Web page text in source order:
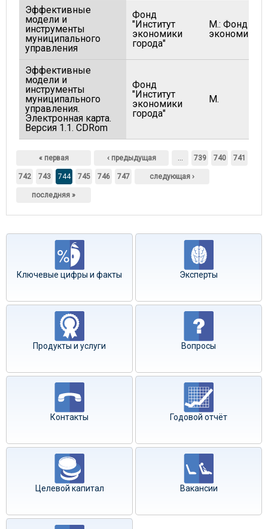
Эффективные
модели и
инструменты
муниципального
управления
Фонд
"Институт
экономики
города"
М.: Фонд
экономики
Эффективные
модели и
инструменты
муниципального
управления.
Электронная карта.
Версия 1.1. CDRom
Фонд
"Институт
экономики
города"
М.
« первая ‹ предыдущая … 739 740 741
742 743 744 745 746 747 следующая ›
последняя »
Ключевые цифры и факты Эксперты
Продукты и услуги Вопросы
Контакты Годовой отчёт
Целевой капитал Вакансии